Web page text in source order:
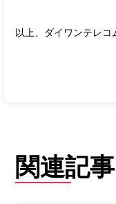
以上、ダイワンテレコ
関連記事